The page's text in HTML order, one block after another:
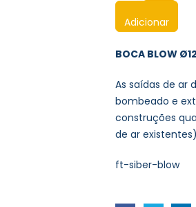
Adicionar
BOCA BLOW
As saídas de ar
bombeado e
construções
de ar
ft-siber-blow